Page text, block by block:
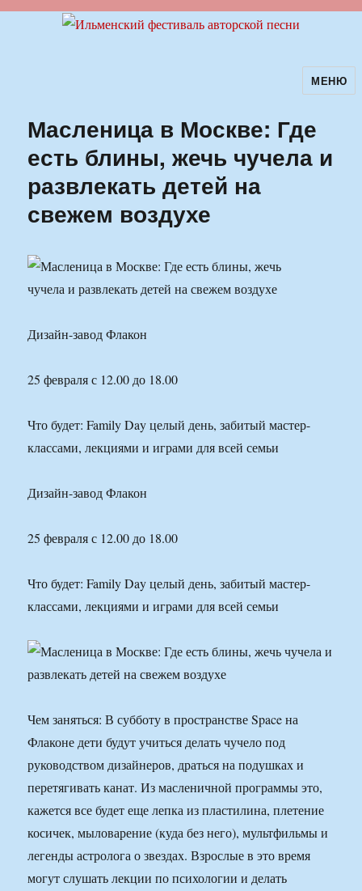
Ильменский фестиваль авторскойМЕНЮ
Масленица в Москве: Где
есть блины, жечь чучела и
развлекать детей на
свежем воздухе
Дизайн-завод Флакон
25 февраля с 12.00 до 18.00
Что будет: Family Day целый день, забитый мастер-
классами, лекциями и играми для всей семьи
Дизайн-завод Флакон
25 февраля с 12.00 до 18.00
Что будет: Family Day целый день, забитый мастер-
классами, лекциями и играми для всей семьи
Чем заняться: В субботу в пространстве Space на
Флаконе дети будут учиться делать чучело под
руководством дизайнеров, драться на подушках и
перетягивать канат. Из масленичной программы это,
кажется все будет еще лепка из пластилина, плетение
косичек, мыловарение (куда без него), мультфильмы и
легенды астролога о звездах. Взрослые в это время
могут слушать лекции по психологии и делать